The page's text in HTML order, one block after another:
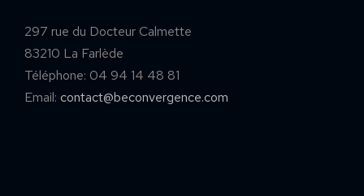
297 rue du Docteur Calmette
83210 La Farlède
Téléphone: 04 94 14 48 81
Email: contact@beconvergence.com